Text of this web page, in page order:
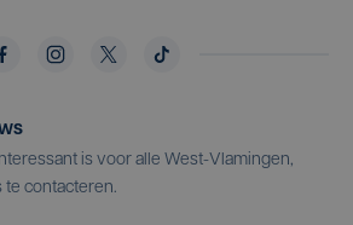
is voor alle West-Vlamingen,
te contacteren.